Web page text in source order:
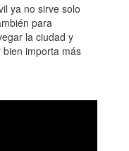
ya no sirve solo
para
la ciudad y
importa más